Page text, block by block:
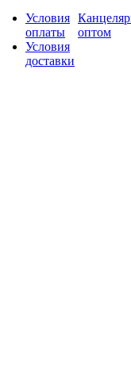
Условия
оплаты
Условия
доставки
оптом